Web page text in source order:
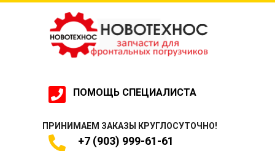
ПОМОЩЬ СПЕЦИАЛИСТА
ПРИНИМАЕМ ЗАКАЗЫ КРУГЛОСУТОЧНО!
+7 (903) 999-61-61